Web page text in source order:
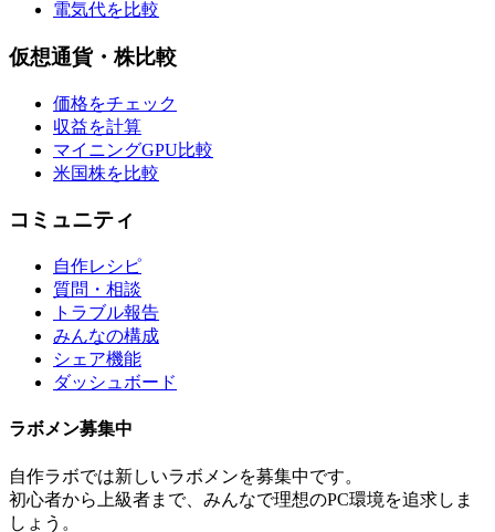
電気代を比較
仮想通貨・株比較
価格をチェック
収益を計算
マイニングGPU比較
米国株を比較
コミュニティ
自作レシピ
質問・相談
トラブル報告
みんなの構成
シェア機能
ダッシュボード
ラボメン募集中
自作ラボでは新しいラボメンを募集中です。
初心者から上級者まで、みんなで理想のPC環境を追求しま
しょう。